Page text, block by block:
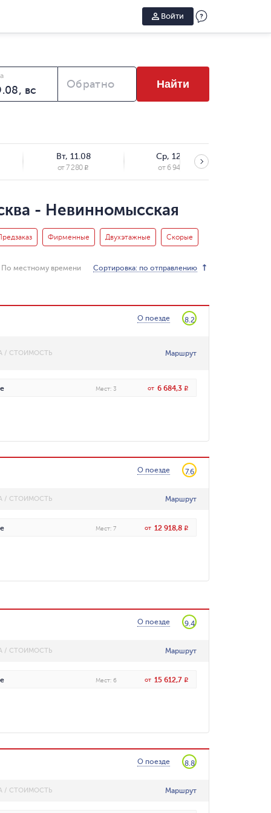
Войти
Обратно Найти
Вт, 11.08
от7 280 R
Ср, 12.08
от 6 943
- Невинномысская
Фирменные Двухэтажные Скорые
По местному времени Сортировка: по отправлению
О поезде 8.2
/ СТОИМОСТЬ Маршрут
Мест: 3 от 6 684,3 R
О поезде 7.6
/ СТОИМОСТЬ Маршрут
Мест: 7 от 12 918,8 R
О поезде 9.4
/ СТОИМОСТЬ Маршрут
Мест: 6 от 15 612,7 R
О поезде 8.8
/ СТОИМОСТЬ Маршрут